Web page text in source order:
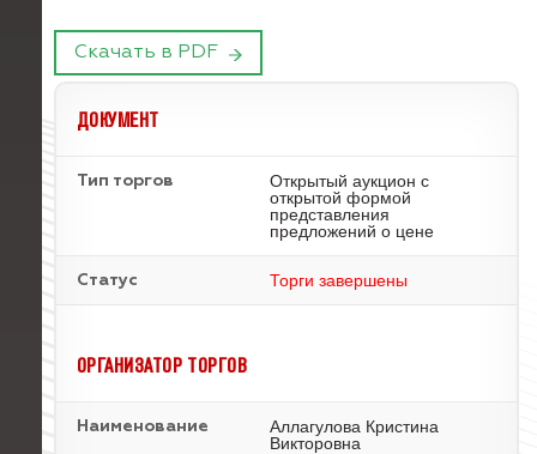
Скачать в PDF
ДОКУМЕНТ
Тип торгов
Открытый аукцион с
открытой формой
представления
предложений о цене
Статус Торги завершены
ОРГАНИЗАТОР ТОРГОВ
Наименование
Аллагулова Кристина
Викторовна